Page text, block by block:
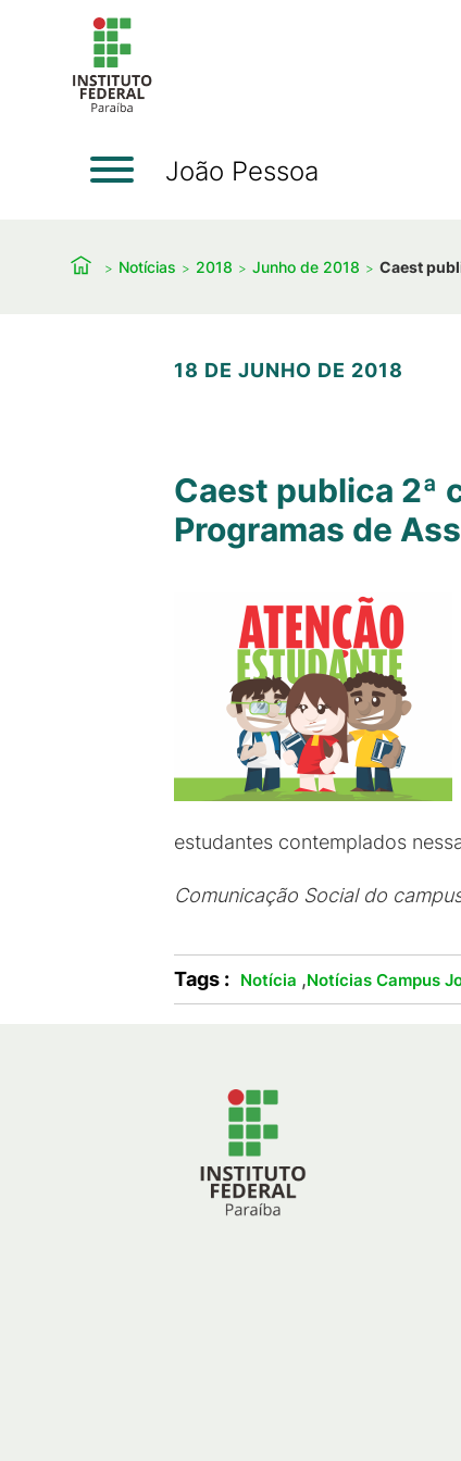
João Pessoa
Notícias 2018 Junho de 2018 Caest
18 DE JUNHO DE 2018
Caest publica 2ª
Programas de
estudantes contemplados
Comunicação Social do
Tags : Notícia ,Notícias Campus